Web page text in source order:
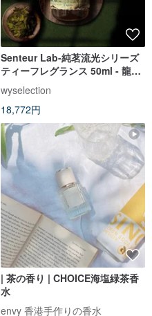
Senteur Lab-純茗流光シリーズ
ティーフレグランス 50ml - 龍影
wyselection
18,772円
| 茶の香り | CHOICE海塩緑茶香
水
envy 香港手作りの香水